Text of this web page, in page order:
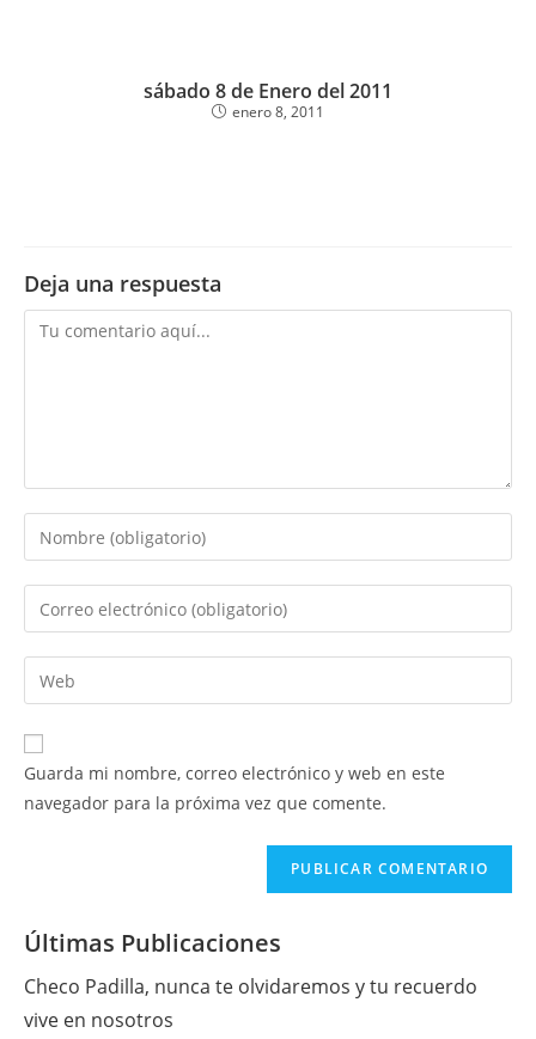
sábado 8 de Enero del 2011
enero 8, 2011
Deja una respuesta
Comentario
Introduce
tu
nombre
de
usuario
para
comentar
Introduce
tu
dirección
de
electrónico
para
comentar
Introduce
la
URL
de
Guarda mi nombre, correo electrónico y web en este
navegador para la próxima vez que comente.
Últimas Publicaciones
Checo Padilla, nunca te olvidaremos y tu recuerdo
vive en nosotros